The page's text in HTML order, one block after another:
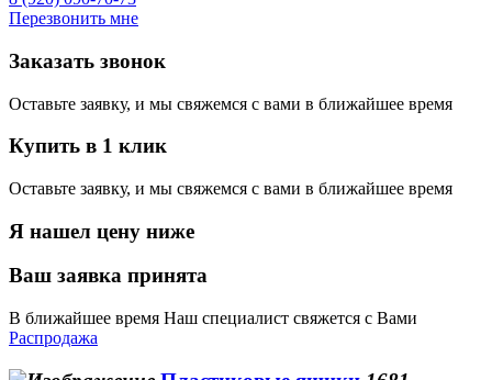
Перезвонить мне
Заказать звонок
Оставьте заявку, и мы свяжемся с вами в ближайшее время
Купить в 1 клик
Оставьте заявку, и мы свяжемся с вами в ближайшее время
Я нашел цену ниже
Ваш заявка принята
В ближайшее время Наш специалист свяжется с Вами
Распродажа